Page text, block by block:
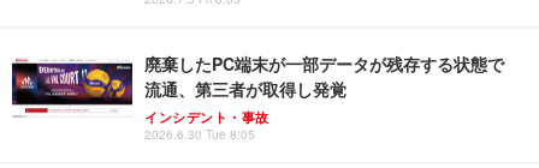
廃棄したPC端末が一部データが残存する状態で
流通、第三者が取得し発覚
インシデント・事故
2026.6.30 Tue 8:05